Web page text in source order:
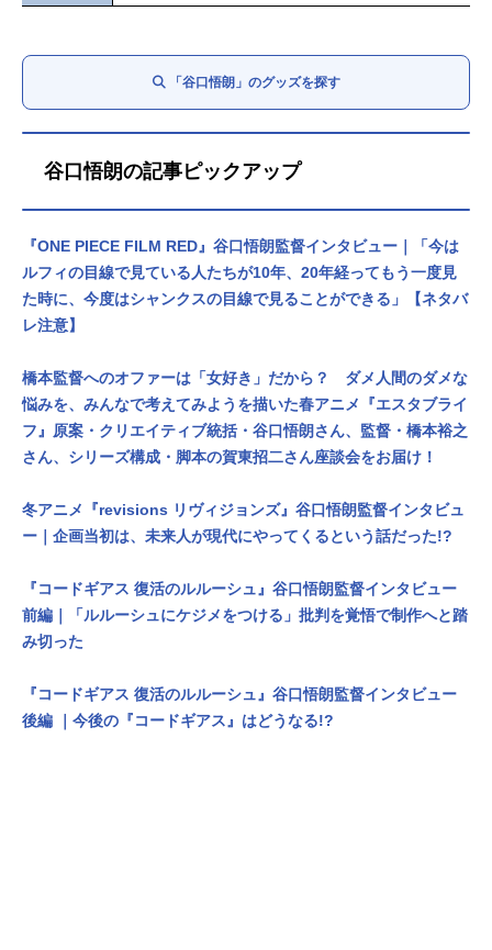
「谷口悟朗」のグッズを探す
谷口悟朗の記事ピックアップ
『ONE PIECE FILM RED』谷口悟朗監督インタビュー｜「今は
ルフィの目線で見ている人たちが10年、20年経ってもう一度見
た時に、今度はシャンクスの目線で見ることができる」【ネタバ
レ注意】
橋本監督へのオファーは「女好き」だから？ ダメ人間のダメな
悩みを、みんなで考えてみようを描いた春アニメ『エスタブライ
フ』原案・クリエイティブ統括・谷口悟朗さん、監督・橋本裕之
さん、シリーズ構成・脚本の賀東招二さん座談会をお届け！
冬アニメ『revisions リヴィジョンズ』谷口悟朗監督インタビュ
ー｜企画当初は、未来人が現代にやってくるという話だった!?
『コードギアス 復活のルルーシュ』谷口悟朗監督インタビュー
前編｜「ルルーシュにケジメをつける」批判を覚悟で制作へと踏
み切った
『コードギアス 復活のルルーシュ』谷口悟朗監督インタビュー
後編 ｜今後の『コードギアス』はどうなる!?